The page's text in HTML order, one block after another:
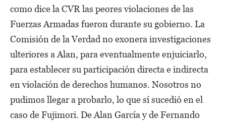
como dice la CVR las peores violaciones de las
Fuerzas Armadas fueron durante su gobierno. La
Comisión de la Verdad no exonera investigaciones
ulteriores a Alan, para eventualmente enjuiciarlo,
para establecer su participación directa e indirecta
en violación de derechos humanos. Nosotros no
pudimos llegar a probarlo, lo que sí sucedió en el
caso de Fujimori. De Alan García y de Fernando